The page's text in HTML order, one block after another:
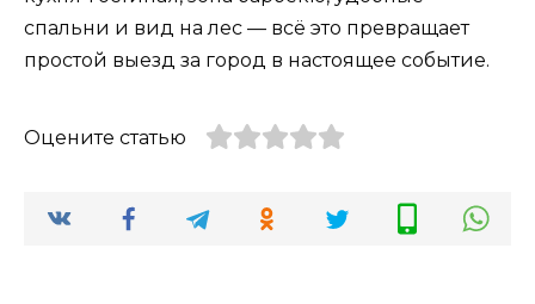
спальни и вид на лес — всё это превращает
простой выезд за город в настоящее событие.
Оцените статью